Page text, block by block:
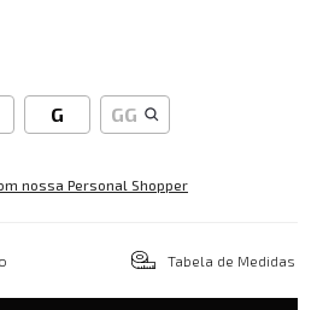
G GG
nossa Personal Shopper
Tabela de Medidas